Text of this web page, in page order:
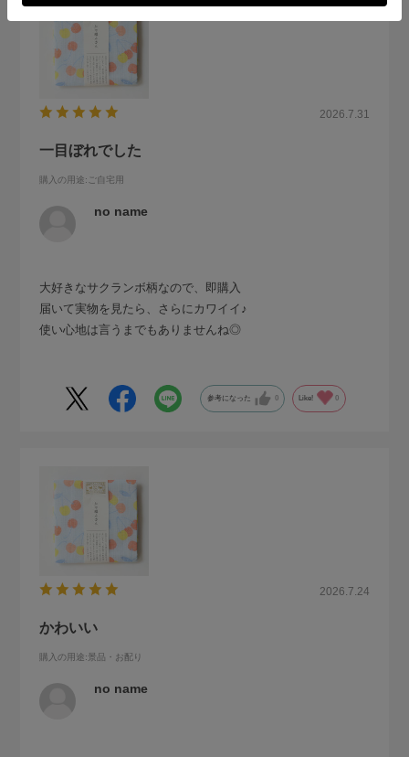
2026.7.31
一目ぼれでした
購入の用途:ご自宅用
no name
大好きなサクランボ柄なので、即購入
届いて実物を見たら、さらにカワイイ♪
使い心地は言うまでもありませんね◎
参考になった 0 Like! 0
2026.7.24
かわいい
購入の用途:景品・お配り
no name